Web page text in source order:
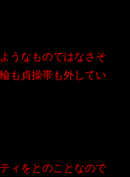
うなものではなさそ
も貞操帯も外してい
ィをとのことなので